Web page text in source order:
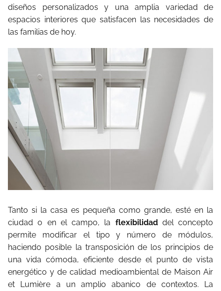
diseños personalizados y una amplia variedad de
espacios interiores que satisfacen las necesidades de
las familias de hoy.
Tanto si la casa es pequeña como grande, esté en la
ciudad o en el campo, la flexibilidad del concepto
permite modificar el tipo y número de módulos,
haciendo posible la transposición de los principios de
una vida cómoda, eficiente desde el punto de vista
energético y de calidad medioambiental de Maison Air
et Lumière a un amplio abanico de contextos. La